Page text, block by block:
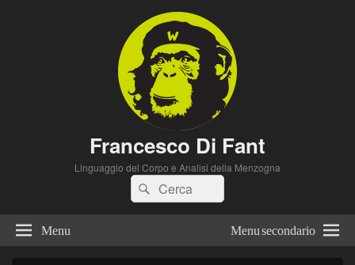
Francesco Di Fant
Linguaggio del Corpo e Analisi della Menzogna
Cerca:Cerca
Menu Menu secondario